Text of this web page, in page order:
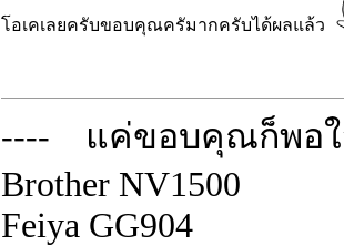
โอเคเลยครับขอบคุณครัมากครับได้ผลแล้ว
---- แค่ขอบคุณก็พอใ
Brother NV1500
Feiya GG904